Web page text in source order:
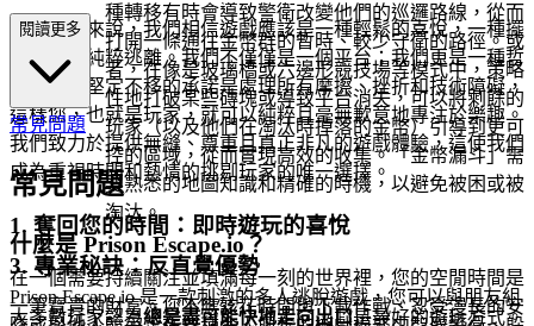
種轉移有時會導致警衛改變他們的巡邏路線，從而
打開一條通往金幣群的暫時、較少守衛的路徑。或
者，在像是玻璃橋或六邊形競技場等模式中，策略
性地打破某些磚塊或導致平台消失，可以將剩餘的
玩家（以及他們在淘汰時掉落的金幣）引導到更可
控的區域，從而實現高效的收集。「金幣漏斗」需
要熟悉的地圖知識和精確的時機，以避免被困或被
淘汰。
3. 專業秘訣：反直覺優勢
大多數玩家認為總是盡可能快地走向出口是最好的遊玩方式。
從根本上來說，我們相信遊戲應該是一種輕鬆的喜悅，一種擺
脫日常的純粹逃離。我們不僅僅是一個平台；我們更是一種哲
學。我們堅定不移的承諾是處理所有摩擦、挫折和技術障礙，
這樣您，也就是玩家，就可以純粹且毫無歉意地專注於樂趣。
我們致力於提供無縫、尊重且真正非凡的遊戲體驗，這使我們
成為重視時間和熱情的挑剔玩家的唯一選擇。
1. 奪回您的時間：即時遊玩的喜悅
在一個需要持續關注並填滿每一刻的世界裡，您的空閒時間是
一筆寶貴的財富。您不應該花時間與下載作戰、忍受漫長的安
閱讀更多
常見問題
常見問題
什麼是 Prison Escape.io？
Prison Escape.io 是一款刺激的多人逃脫遊戲，您可以與朋友組